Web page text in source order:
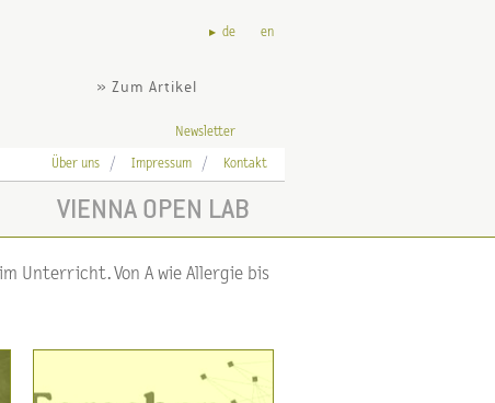
» Zum Artikel
de en
Newsletter
Über uns Impressum Kontakt
VIENNA OPEN LAB
Unterricht. Von A wie Allergie bis